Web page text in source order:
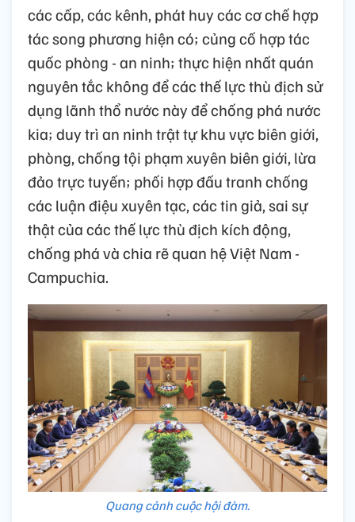
các cấp, các kênh, phát huy các cơ chế hợp
tác song phương hiện có; củng cố hợp tác
quốc phòng - an ninh; thực hiện nhất quán
nguyên tắc không để các thế lực thù địch sử
dụng lãnh thổ nước này để chống phá nước
kia; duy trì an ninh trật tự khu vực biên giới,
phòng, chống tội phạm xuyên biên giới, lừa
đảo trực tuyến; phối hợp đấu tranh chống
các luận điệu xuyên tạc, các tin giả, sai sự
thật của các thế lực thù địch kích động,
chống phá và chia rẽ quan hệ Việt Nam -
Campuchia.
Quang cảnh cuộc hội đàm.